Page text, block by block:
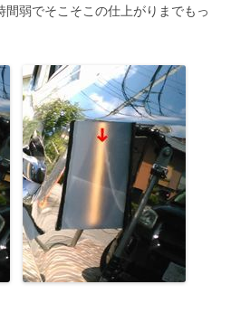
弱でそこそこの仕上がりまでもっ